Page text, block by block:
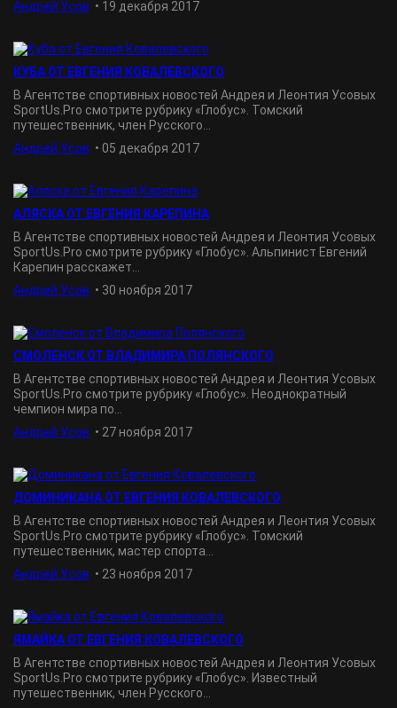
Андрей Усов • 19 декабря 2017
КУБА ОТ ЕВГЕНИЯ КОВАЛЕВСКОГО
В Агентстве спортивных новостей Андрея и Леонтия Усовых
SportUs.Рro смотрите рубрику «Глобус». Томский
путешественник, член Русского...
Андрей Усов • 05 декабря 2017
АЛЯСКА ОТ ЕВГЕНИЯ КАРЕПИНА
В Агентстве спортивных новостей Андрея и Леонтия Усовых
SportUs.Рro смотрите рубрику «Глобус». Альпинист Евгений
Карепин расскажет...
Андрей Усов • 30 ноября 2017
СМОЛЕНСК ОТ ВЛАДИМИРА ПОЛЯНСКОГО
В Агентстве спортивных новостей Андрея и Леонтия Усовых
SportUs.Рro смотрите рубрику «Глобус». Неоднократный
чемпион мира по...
Андрей Усов • 27 ноября 2017
ДОМИНИКАНА ОТ ЕВГЕНИЯ КОВАЛЕВСКОГО
В Агентстве спортивных новостей Андрея и Леонтия Усовых
SportUs.Рro смотрите рубрику «Глобус». Томский
путешественник, мастер спорта...
Андрей Усов • 23 ноября 2017
ЯМАЙКА ОТ ЕВГЕНИЯ КОВАЛЕВСКОГО
В Агентстве спортивных новостей Андрея и Леонтия Усовых
SportUs.Рro смотрите рубрику «Глобус». Известный
путешественник, член Русского...